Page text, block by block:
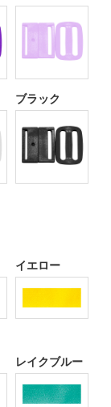
ブラック
イエロー
レイクブルー